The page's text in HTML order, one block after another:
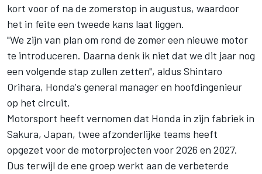
kort voor of na de zomerstop in augustus, waardoor
het in feite een tweede kans laat liggen.
"We zijn van plan om rond de zomer een nieuwe motor
te introduceren. Daarna denk ik niet dat we dit jaar nog
een volgende stap zullen zetten", aldus Shintaro
Orihara, Honda's general manager en hoofdingenieur
op het circuit.
Motorsport heeft vernomen dat Honda in zijn fabriek in
Sakura, Japan, twee afzonderlijke teams heeft
opgezet voor de motorprojecten voor 2026 en 2027.
Dus terwijl de ene groep werkt aan de verbeterde